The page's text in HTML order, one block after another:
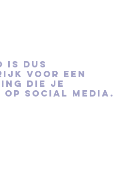
is dus
voor een
die je
social media.